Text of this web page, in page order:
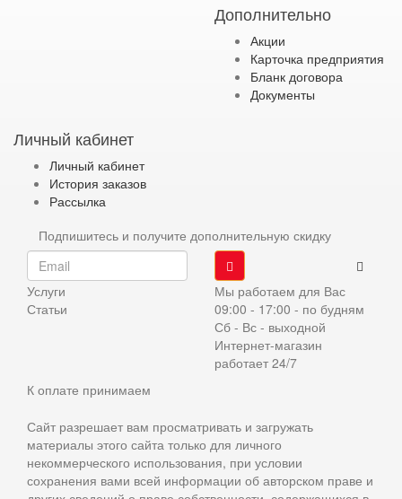
Дополнительно
Акции
Карточка предприятия
Бланк договора
Документы
Личный кабинет
Личный кабинет
История заказов
Рассылка
Подпишитесь и получите дополнительную скидку
Услуги
Статьи
Мы работаем для Вас
09:00 - 17:00 - по будням
Сб - Вс - выходной
Интернет-магазин
работает 24/7
К оплате принимаем
Сайт разрешает вам просматривать и загружать
материалы этого сайта только для личного
некоммерческого использования, при условии
сохранения вами всей информации об авторском праве и